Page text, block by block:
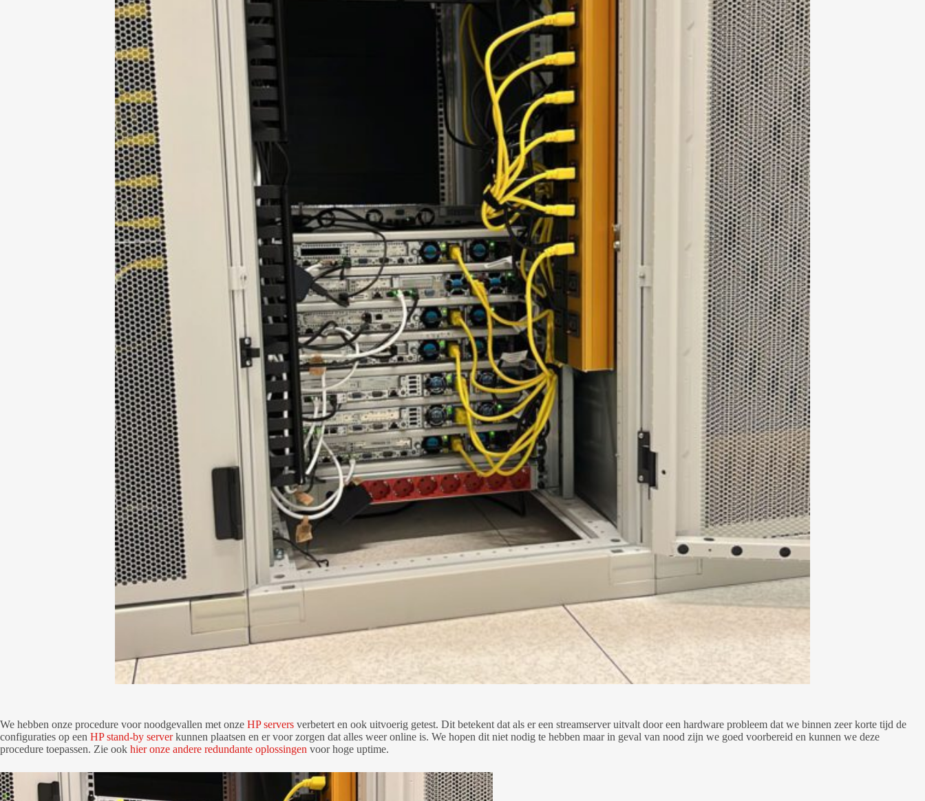
We hebben onze procedure voor noodgevallen met onze HP servers verbetert en ook uitvoerig getest. Dit betekent dat als er een streamserver uitvalt door een hardware probleem dat we binnen zeer korte tijd de
configuraties op een HP stand-by serverkunnen plaatsen en er voor zorgen dat alles weer online is. We hopen dit niet nodig te hebben maar in geval van nood zijn we goed voorbereid en kunnen we deze
procedure toepassen. Zie ook hier onze andere redundante oplossingen voor hoge uptime.